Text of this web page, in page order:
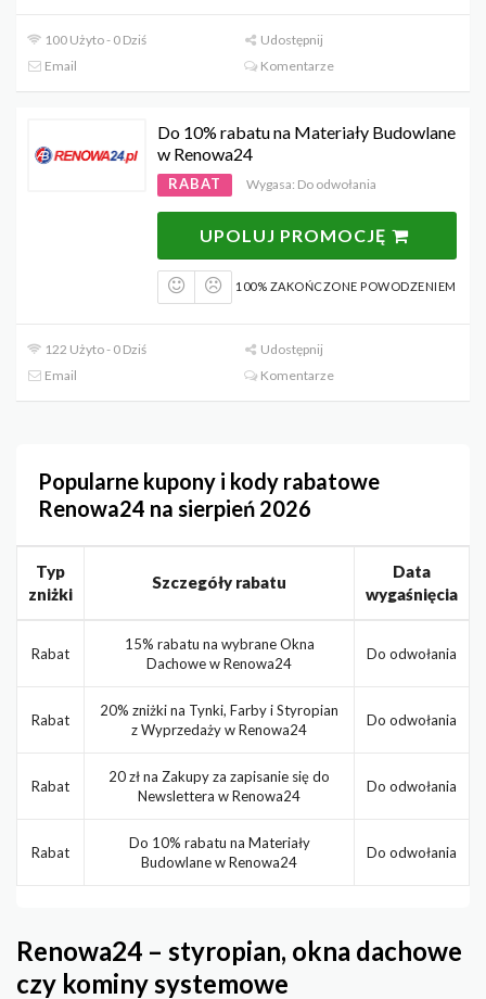
100 Użyto - 0 Dziś
Udostępnij
Email
Komentarze
Do 10% rabatu na Materiały Budowlane
w Renowa24
RABAT Wygasa: Do odwołania
UPOLUJ PROMOCJĘ
100% ZAKOŃCZONE POWODZENIEM
122 Użyto - 0 Dziś
Udostępnij
Email
Komentarze
Popularne kupony i kody rabatowe
Renowa24 na sierpień 2026
Typ
zniżki
Szczegóły rabatu
Data
wygaśnięcia
Rabat
15% rabatu na wybrane Okna
Dachowe w Renowa24
Do odwołania
Rabat
20% zniżki na Tynki, Farby i Styropian
z Wyprzedaży w Renowa24
Do odwołania
Rabat
20 zł na Zakupy za zapisanie się do
Newslettera w Renowa24
Do odwołania
Rabat
Do 10% rabatu na Materiały
Budowlane w Renowa24
Do odwołania
Renowa24 – styropian, okna dachowe
czy kominy systemowe